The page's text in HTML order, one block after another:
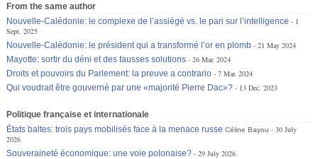
From the same author
Nouvelle-Calédonie: le complexe de l’assiégé vs. le pari sur l’intelligence
1
Sept. 2025
Nouvelle-Calédonie: le président qui a transformé l’or en plomb
21 May 2024
Mayotte: sortir du déni et des fausses solutions
26 Mar. 2024
Droits et pouvoirs du Parlement: la preuve a contrario
7 Mar. 2024
Qui voudrait être gouverné par une «majorité Pierre Dac»?
13 Dec. 2023
Politique française et internationale
États baltes: trois pays mobilisés face à la menace russe Céline Bayou
30 July
2026
Souveraineté économique: une voie polonaise?
29 July 2026